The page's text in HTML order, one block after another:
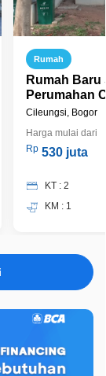
Rumah
Rumah Baru
Perumahan
Bogor
Cileungsi, Bogor
Harga mulai dari
Rp 530 juta
KT : 2
KM : 1